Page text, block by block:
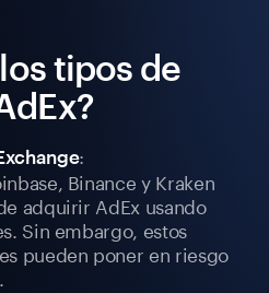
tipos de
:
Binance y Kraken
adquirir AdEx usando
Sin embargo, estos
pueden poner en riesgo